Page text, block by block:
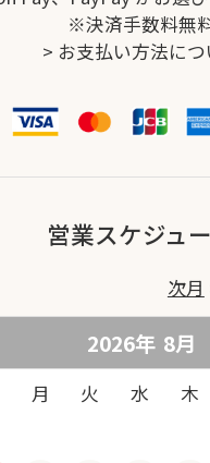
※決済手数料無
> お支払い方法につ
営業スケジュ
2026年 8月
月 火 水 木
次月